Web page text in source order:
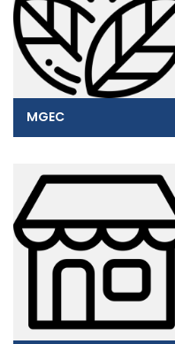
MGEC